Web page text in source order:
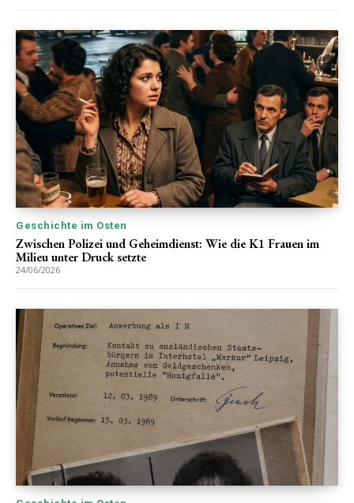
Geschichte im Osten
Zwischen Polizei und Geheimdienst: Wie die K1 Frauen im
Milieu unter Druck setzte
24/06/2026